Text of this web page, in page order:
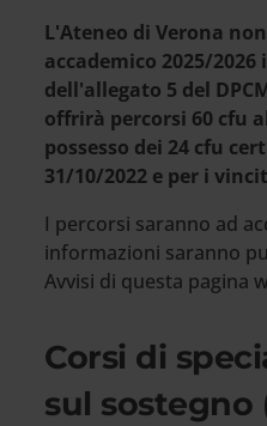
L'Ateneo di Verona
accademico 2025/2026
dell'allegato 5 del
offrirà percorsi 60 cfu
possesso dei 24 cfu
31/10/2022 e per i
I percorsi saranno ad
informazioni saranno
Avvisi di questa pagina
Corsi di
sul sostegno